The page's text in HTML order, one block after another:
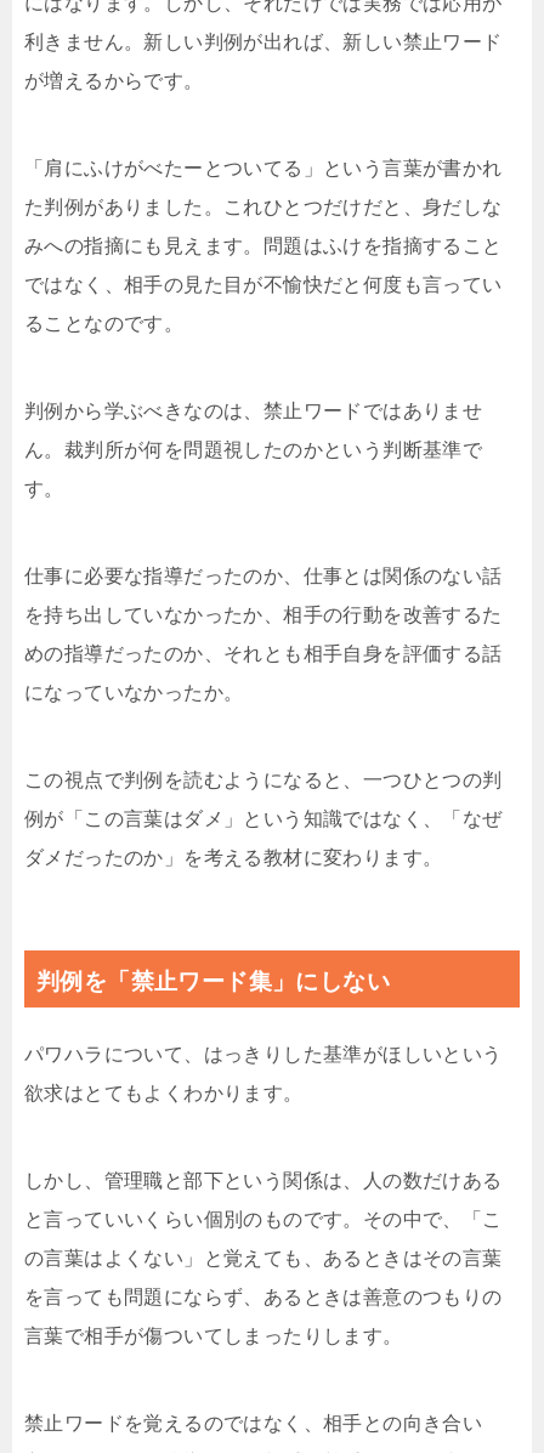
利きません。新しい判例が出れば、新しい禁止ワード
が増えるからです。
「肩にふけがべたーとついてる」という言葉が書かれ
た判例がありました。これひとつだけだと、身だしな
みへの指摘にも見えます。問題はふけを指摘すること
ではなく、相手の見た目が不愉快だと何度も言ってい
ることなのです。
判例から学ぶべきなのは、禁止ワードではありませ
ん。裁判所が何を問題視したのかという判断基準で
す。
仕事に必要な指導だったのか、仕事とは関係のない話
を持ち出していなかったか、相手の行動を改善するた
めの指導だったのか、それとも相手自身を評価する話
になっていなかったか。
この視点で判例を読むようになると、一つひとつの判
例が「この言葉はダメ」という知識ではなく、「なぜ
ダメだったのか」を考える教材に変わります。
判例を「禁止ワード集」にしない
パワハラについて、はっきりした基準がほしいという
欲求はとてもよくわかります。
しかし、管理職と部下という関係は、人の数だけある
と言っていいくらい個別のものです。その中で、「こ
の言葉はよくない」と覚えても、あるときはその言葉
を言っても問題にならず、あるときは善意のつもりの
言葉で相手が傷ついてしまったりします。
禁止ワードを覚えるのではなく、相手との向き合い